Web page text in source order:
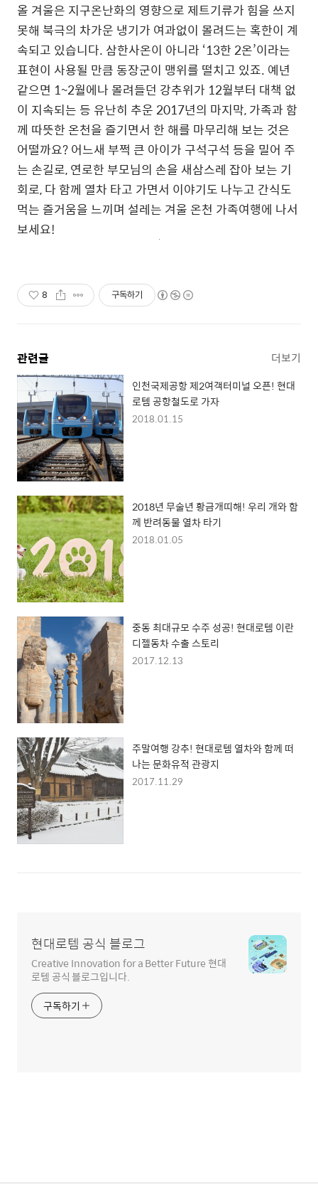
올 겨울은 지구온난화의 영향으로 제트기류가 힘을 쓰지
못해 북극의 차가운 냉기가 여과없이 몰려드는 혹한이 계
속되고 있습니다. 삼한사온이 아니라 ‘13한 2온’이라는
표현이 사용될 만큼 동장군이 맹위를 떨치고 있죠. 예년
같으면 1~2월에나 몰려들던 강추위가 12월부터 대책 없
이 지속되는 등 유난히 추운 2017년의 마지막, 가족과 함
께 따뜻한 온천을 즐기면서 한 해를 마무리해 보는 것은
어떨까요? 어느새 부쩍 큰 아이가 구석구석 등을 밀어 주
는 손길로, 연로한 부모님의 손을 새삼스레 잡아 보는 기
회로, 다 함께 열차 타고 가면서 이야기도 나누고 간식도
먹는 즐거움을 느끼며 설레는 겨울 온천 가족여행에 나서
보세요!
8 구독하기
관련글 더보기
인천국제공항 제2여객터미널 오픈! 현대
로템 공항철도로 가자
2018.01.15
2018년 무술년 황금개띠해! 우리 개와 함
께 반려동물 열차 타기
2018.01.05
중동 최대규모 수주 성공! 현대로템 이란
디젤동차 수출 스토리
2017.12.13
주말여행 강추! 현대로템 열차와 함께 떠
나는 문화유적 관광지
2017.11.29
현대로템 공식 블로그
Creative Innovation for a Better Future 현대
로템 공식 블로그입니다.
구독하기